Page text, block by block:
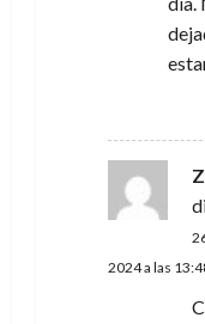
2024 a las